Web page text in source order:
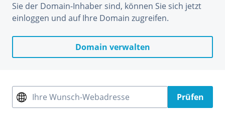
Sie der Domain-Inhaber sind, können Sie sich jetzt
einloggen und auf Ihre Domain zugreifen.
Domain verwalten
Ihre Wunsch-Webadresse Prüfen